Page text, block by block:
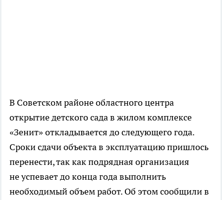
В Советском районе областного центра
открытие детского сада в жилом комплексе
«Зенит» откладывается до следующего года.
Сроки сдачи объекта в эксплуатацию пришлось
перенести, так как подрядная организация
не успевает до конца года выполнить
необходимый объем работ. Об этом сообщили в